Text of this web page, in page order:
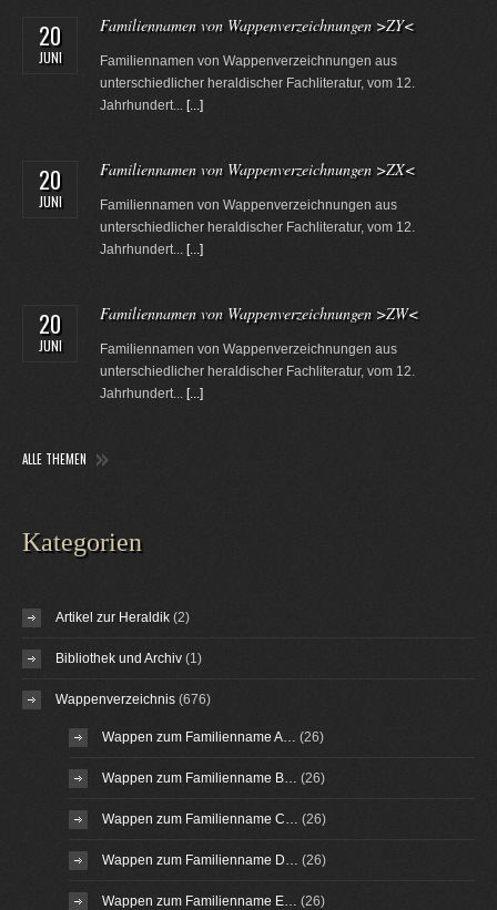
20
JUNI
Familiennamen von Wappenverzeichnungen >ZY<
Familiennamen von Wappenverzeichnungen aus
unterschiedlicher heraldischer Fachliteratur, vom 12.
Jahrhundert... [...]
20
JUNI
Familiennamen von Wappenverzeichnungen >ZX<
Familiennamen von Wappenverzeichnungen aus
unterschiedlicher heraldischer Fachliteratur, vom 12.
Jahrhundert... [...]
20
JUNI
Familiennamen von Wappenverzeichnungen >ZW<
Familiennamen von Wappenverzeichnungen aus
unterschiedlicher heraldischer Fachliteratur, vom 12.
Jahrhundert... [...]
ALLE THEMEN
Kategorien
Artikel zur Heraldik (2)
Bibliothek und Archiv (1)
Wappenverzeichnis (676)
Wappen zum Familienname A… (26)
Wappen zum Familienname B… (26)
Wappen zum Familienname C… (26)
Wappen zum Familienname D… (26)
Wappen zum Familienname E… (26)